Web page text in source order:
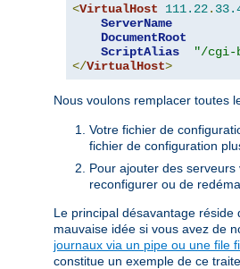
<VirtualHost 111.22.
ServerName
DocumentRoot
ScriptAlias
"/cgi-
</VirtualHost>
Nous voulons remplacer toutes
Votre fichier de
fichier de configuration
Pour ajouter des
reconfigurer ou de
Le principal désavantage
mauvaise idée si vous avez de
journaux via un pipe ou une file
constitue un exemple de ce